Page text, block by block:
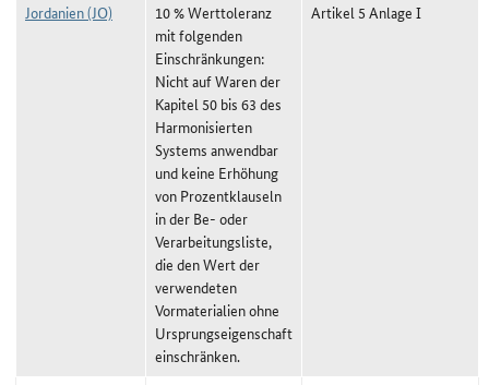
Jordanien (JO)
10 % Werttoleranz
mit folgenden
Einschränkungen:
Nicht auf Waren der
Kapitel 50 bis 63 des
Harmonisierten
Systems anwendbar
und keine Erhöhung
von Prozentklauseln
in der Be- oder
Verarbeitungsliste,
die den Wert der
verwendeten
Vormaterialien ohne
Ursprungseigenschaft
einschränken.
Artikel 5 Anlage I